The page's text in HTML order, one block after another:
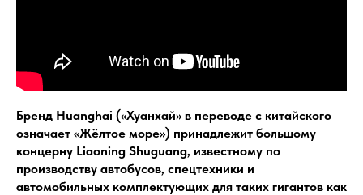
Бренд Huanghai («Хуанхай» в переводе с китайского
означает «Жёлтое море») принадлежит большому
концерну Liaoning Shuguang, известному по
производству автобусов, спецтехники и
автомобильных комплектующих для таких гигантов как